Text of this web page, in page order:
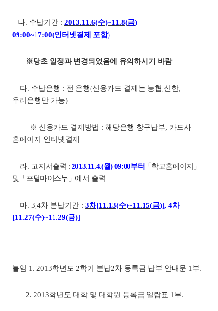
나. 수납기간 : 2013.11.6(수)~11.8(금)
09:00~17:00(인터넷결제 포함)
※당초 일정과 변경되었음에 유의하시기 바람
다. 수납은행 : 전 은행(신용카드 결제는 농협,신한,
우리은행만 가능)
※ 신용카드 결제방법 : 해당은행 창구납부, 카드사
홈페이지 인터넷결제
라. 고지 서출력 :2013.11.4.(월) 09:00부터 「 학교홈페이지 」
및 「 포털마이스누 」 에서 출력
마. 3,4차 분납기간 : 3차[11.13(수)~11.15(금)], 4차
[11.27(수)~11.29(금)]
붙임 1. 2013학년도 2학기 분납2차 등록금 납부 안내문 1 부.
2. 2013학년도 대학 및 대학원 등록금 일람표 1 부.